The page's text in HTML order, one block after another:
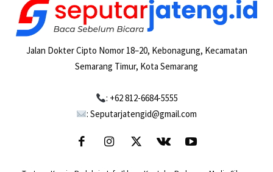
Jalan Dokter Cipto Nomor 18–20, Kebonagung, Kecamatan
Semarang Timur, Kota Semarang
: +62 812-6684-5555
: Seputarjatengid@gmail.com